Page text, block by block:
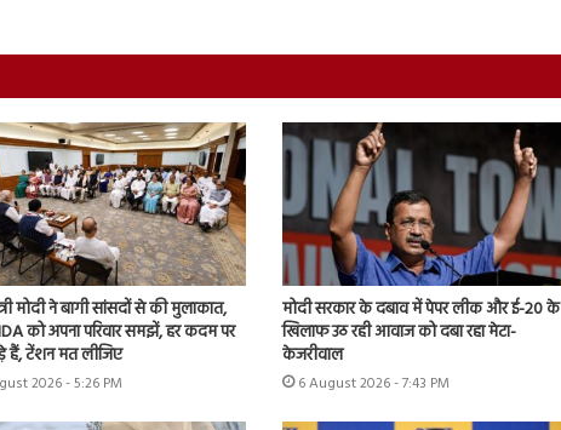
मोदी ने बागी सांसदों से की मुलाकात,
को अपना परिवार समझें, हर कदम पर
हैं, टेंशन मत लीजिए
2026 - 5:26 PM
मोदी सरकार के दबाव में पेपर लीक और ई-20 के
खिलाफ उठ रही आवाज को दबा रहा मेटा-
केजरीवाल
6 August 2026 - 7:43 PM